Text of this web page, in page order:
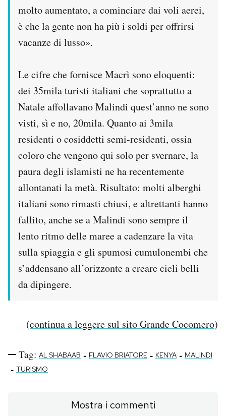
molto aumentato, a cominciare dai voli aerei,
è che la gente non ha più i soldi per offrirsi
vacanze di lusso».
Le cifre che fornisce Macrì sono eloquenti:
dei 35mila turisti italiani che soprattutto a
Natale affollavano Malindi quest’anno ne sono
visti, sì e no, 20mila. Quanto ai 3mila
residenti o cosiddetti semi-residenti, ossia
coloro che vengono qui solo per svernare, la
paura degli islamisti ne ha recentemente
allontanati la metà. Risultato: molti alberghi
italiani sono rimasti chiusi, e altrettanti hanno
fallito, anche se a Malindi sono sempre il
lento ritmo delle maree a cadenzare la vita
sulla spiaggia e gli spumosi cumulonembi che
s’addensano all’orizzonte a creare cieli belli
da dipingere.
(continua a leggere sul sito Grande Cocomero)
Tag: AL SHABAAB - FLAVIO BRIATORE - KENYA - MALINDI
- TURISMO
Mostra i commenti